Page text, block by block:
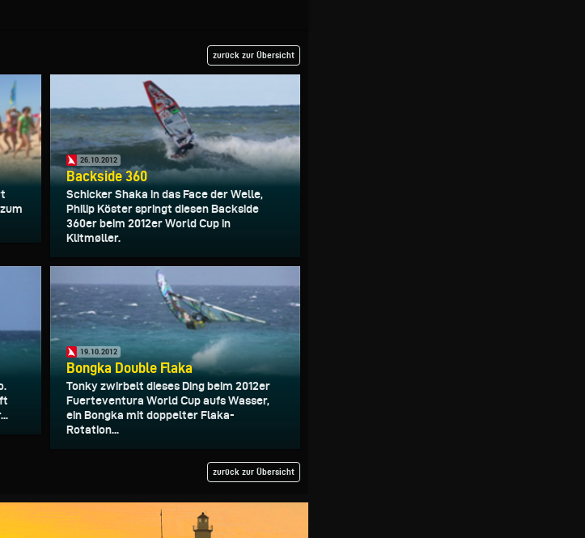
zurück zur Übersicht
26.10.2012
Backside 360
Schicker Shaka in das Face der Welle,
Philip Köster springt diesen Backside
360er beim 2012er World Cup in
Klitmøller.
19.10.2012
Bongka Double Flaka
Tonky zwirbelt dieses Ding beim 2012er
Fuerteventura World Cup aufs Wasser,
ein Bongka mit doppelter Flaka-
Rotation...
zurück zur Übersicht